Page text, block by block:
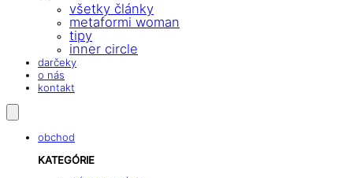
všetky články
metaformi woman
tipy
inner circle
darčeky
o nás
kontakt
obchod
KATEGÓRIE